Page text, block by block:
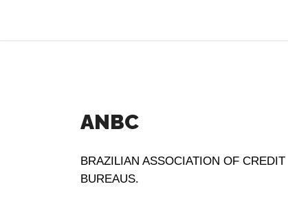
ANBC
BRAZILIAN ASSOCIATION OF CREDIT
BUREAUS.